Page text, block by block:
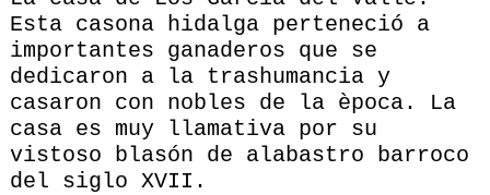
Esta casona hidalga perteneció a
importantes ganaderos que se
dedicaron a la trashumancia y
casaron con nobles de la època. La
casa es muy llamativa por su
vistoso blasón de alabastro barroco
del siglo XVII.